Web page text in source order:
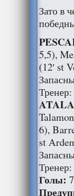
Зато в
5,5),
(12′ st
6),
st
Голы: